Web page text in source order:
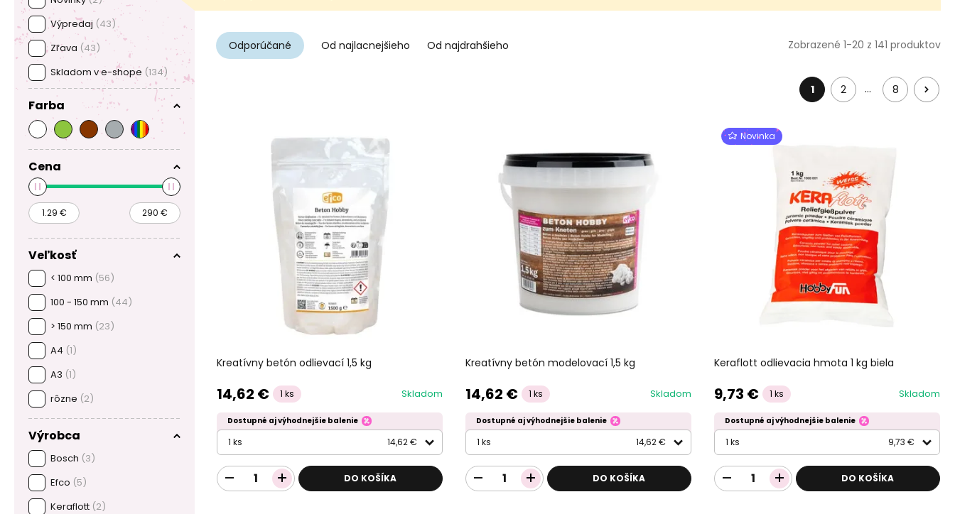
Výpredaj (43)
Zľava (43)
Skladom v e-shope (134)
Farba
Cena
Veľkosť
< 100 mm (56)
100 - 150 mm (44)
> 150 mm (23)
A4 (1)
A3 (1)
rôzne (2)
Výrobca
Bosch (3)
Efco (5)
Keraflott (2)
Odporúčané Od najlacnejšieho Od najdrahšieho Zobrazené 1-20 z 141 produktov
1 2 … 8
Kreatívny betón odlievací 1,5 kg
14,62 € 1 ks Skladom
Dostupné aj výhodnejšie balenie
1 ks 14,62 €
DO KOŠÍKA
Kreatívny betón modelovací 1,5 kg
14,62 € 1 ks Skladom
Dostupné aj výhodnejšie balenie
1 ks 14,62 €
DO KOŠÍKA
Novinka
Keraflott odlievacia hmota 1 kg biela
9,73 € 1 ks Skladom
Dostupné aj výhodnejšie balenie
1 ks 9,73 €
DO KOŠÍKA